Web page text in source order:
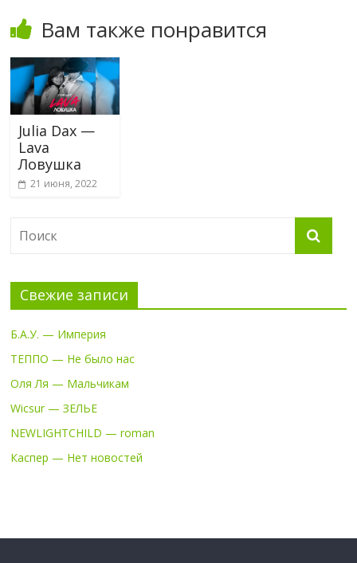
Вам также понравится
Julia Dax —
Lava
Ловушка
21 июня, 2022
Свежие записи
Б.А.У. — Империя
ТЕППО — Не было нас
Оля Ля — Мальчикам
Wicsur — ЗЕЛЬЕ
NEWLIGHTCHILD — roman
Каспер — Нет новостей